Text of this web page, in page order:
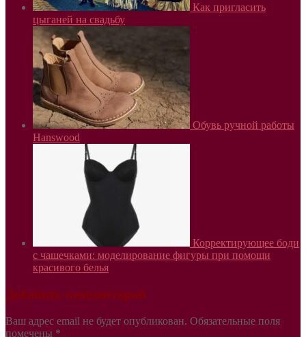
Как пригласить
цыганей на свадьбу
Обувь ручной работы
Hanswood
Корректирующее боди
с чашечками: моделирование фигуры при помощи
красивого белья
Добавить комментарий
Ваш адрес email не будет опубликован. Обязательные поля
помечены *